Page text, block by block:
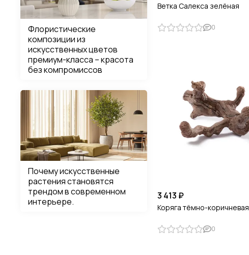
Ветка Салекса зелёная
0
3 413 ₽
Коряга тёмно-коричневая
0
Флористические
композиции из
искусственных цветов
премиум-класса – красота
без компромиссов
Почему искусственные
растения становятся
трендом в современном
интерьере.